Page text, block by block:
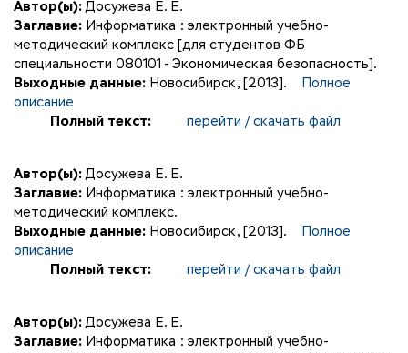
Автор(ы): Досужева Е. Е.
Заглавие: Информатика : электронный учебно-
методический комплекс [для студентов ФБ
специальности 080101 - Экономическая безопасность].
Выходные данные: Новосибирск, [2013].
Полное
описание
Полный текст:
перейти / скачать файл
Автор(ы): Досужева Е. Е.
Заглавие: Информатика : электронный учебно-
методический комплекс.
Выходные данные: Новосибирск, [2013].
Полное
описание
Полный текст:
перейти / скачать файл
Автор(ы): Досужева Е. Е.
Заглавие: Информатика : электронный учебно-